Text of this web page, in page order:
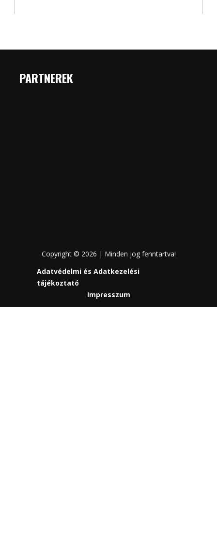
PARTNEREK
Copyright © 2026 | Minden jog fenntartva!
Adatvédelmi és Adatkezelési
tájékoztató
Impresszum